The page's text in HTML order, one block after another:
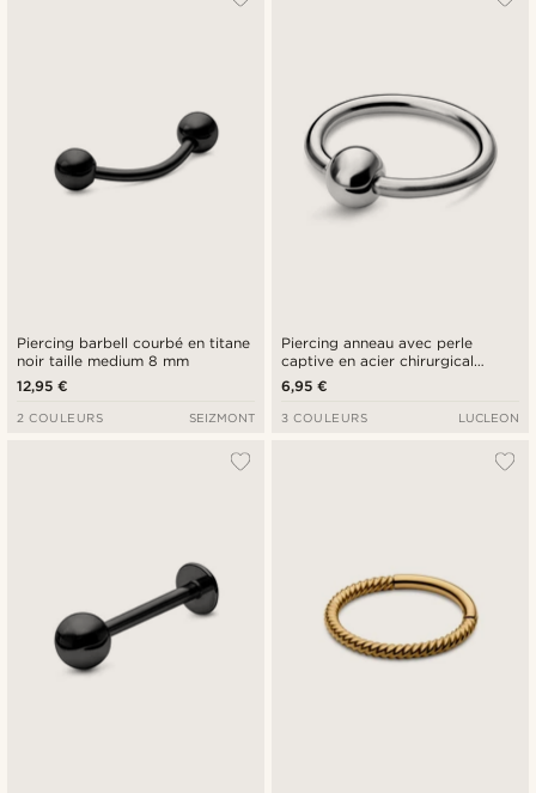
Piercing barbell courbé en titane
noir taille medium 8 mm
12,95 €
2 COULEURS SEIZMONT
Piercing anneau avec perle
captive en acier chirurgical
argenté 12 mm
6,95 €
3 COULEURS LUCLEON